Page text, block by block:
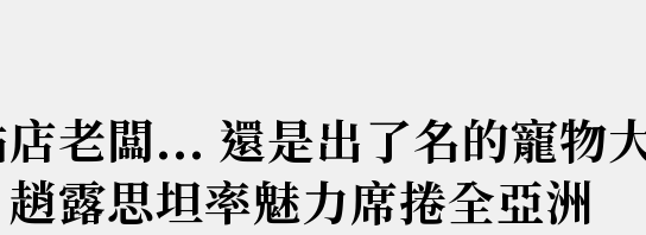
老闆... 還是出了名的寵物
露思坦率魅力席捲全亞洲